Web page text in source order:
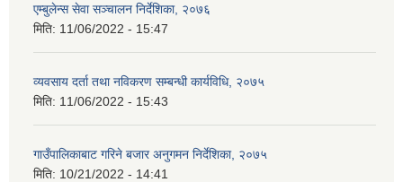
एम्बुलेन्स सेवा सञ्चालन निर्देशिका, २०७६
मिति: 11/06/2022 - 15:47
व्यवसाय दर्ता तथा नविकरण सम्बन्धी कार्यविधि, २०७५
मिति: 11/06/2022 - 15:43
गाउँपालिकाबाट गरिने बजार अनुगमन निर्देशिका, २०७५
मिति: 10/21/2022 - 14:41